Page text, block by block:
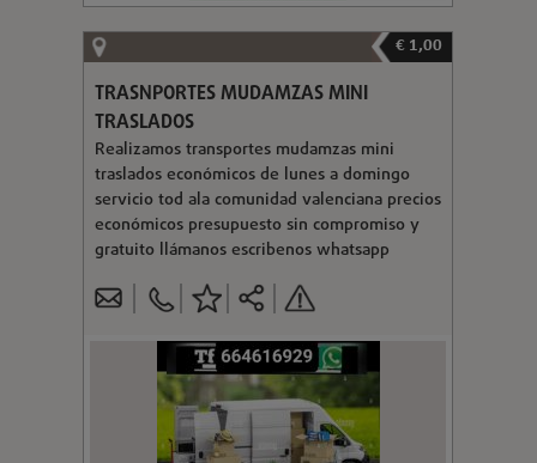
€ 1,00
TRASNPORTES MUDAMZAS MINI
TRASLADOS
Realizamos transportes mudamzas mini
traslados económicos de lunes a domingo
servicio tod ala comunidad valenciana precios
económicos presupuesto sin compromiso y
gratuito llámanos escribenos whatsapp